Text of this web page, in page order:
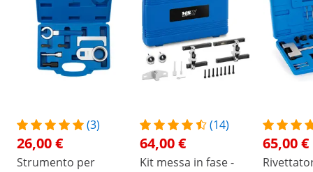
(3)
26,00 €
Strumento per
(14)
64,00 €
Kit messa in fase -
65,00 €